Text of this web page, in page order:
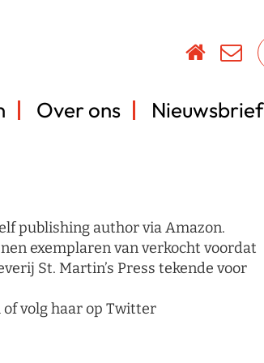
Over ons Nieuwsbrief
publishing author via Amazon.
exemplaren van verkocht voordat
St. Martin’s Press tekende voor
of volg haar op Twitter